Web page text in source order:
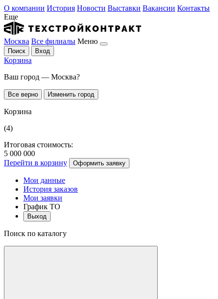
О компании История Новости Выставки Вакансии Контакты
Еще
Москва Все филиалы Меню
Поиск Вход
Корзина
Ваш город — Москва?
Все верно Изменить город
Корзина
(4)
Итоговая стоимость:
5 000 000
Перейти в корзину
Оформить заявку
Мои данные
История заказов
Мои заявки
График ТО
Выход
Поиск по каталогу